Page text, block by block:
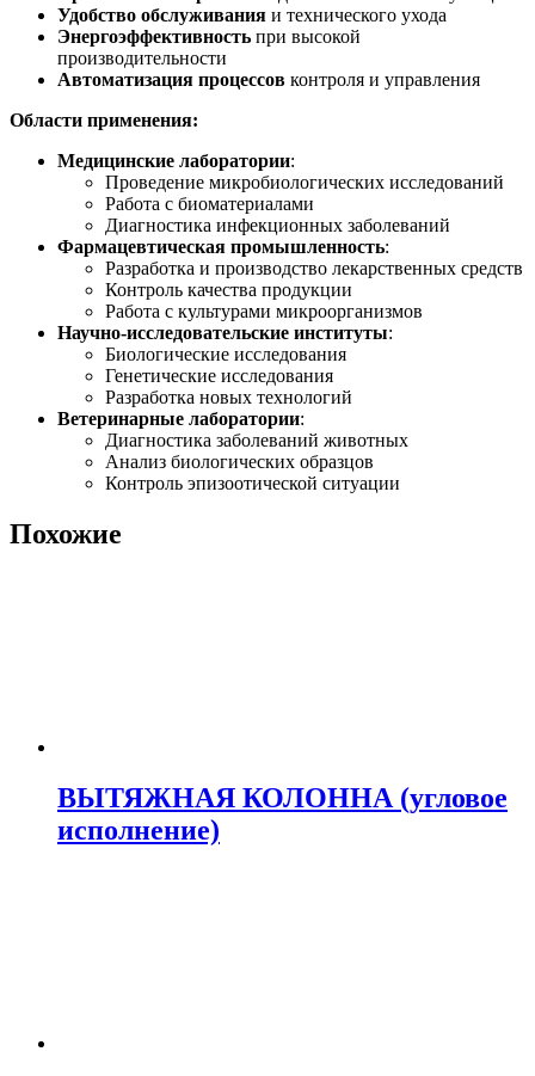
Удобство обслуживания и технического ухода
Энергоэффективность при высокой
производительности
Автоматизация процессов контроля и управления
Области применения:
Медицинские лаборатории:
Проведение микробиологических исследований
Работа с биоматериалами
Диагностика инфекционных заболеваний
Фармацевтическая промышленность:
Разработка и производство лекарственных средств
Контроль качества продукции
Работа с культурами микроорганизмов
Научно-исследовательские институты:
Биологические исследования
Генетические исследования
Разработка новых технологий
Ветеринарные лаборатории:
Диагностика заболеваний животных
Анализ биологических образцов
Контроль эпизоотической ситуации
Похожие
ВЫТЯЖНАЯ КОЛОННА (угловое
исполнение)